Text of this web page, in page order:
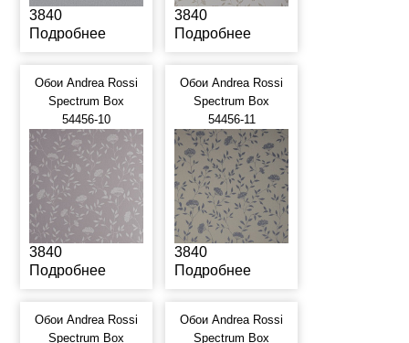
3840
Подробнее
3840
Подробнее
Обои Andrea Rossi
Spectrum Box
54456-10
3840
Подробнее
Обои Andrea Rossi
Spectrum Box
54456-11
3840
Подробнее
Обои Andrea Rossi
Spectrum Box
Обои Andrea Rossi
Spectrum Box